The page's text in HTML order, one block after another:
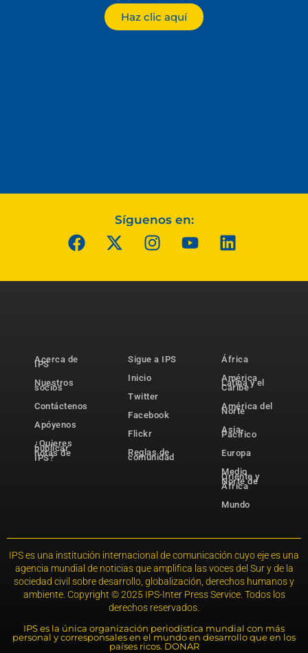
Haz clic aquí
Síguenos en:
Acerca de
IPS
Nuestros
socios
Contáctenos
Apóyenos
¿Quieres
publicar
notas de
IPS?
Sigue a IPS
Inicio
Twitter
Facebook
Flickr
Reglas de
comunidad
África
América
Latina y el
Caribe
América del
Norte
Asia-
Pacífico
Europa
Medio
Oriente y
Norte de
África
Mundo
IPS es una institución internacional de comunicación cuyo eje es una
agencia mundial de noticias que amplifica las voces del Sur y de la
sociedad civil sobre desarrollo, globalización, derechos humanos y
ambiente. Copyright © 2025 IPS-Inter Press Service. Todos los
derechos reservados.
IPS es la única organización periodística mundial con más
personal y corresponsales en el mundo en desarrollo que en los
países ricos. DONAR